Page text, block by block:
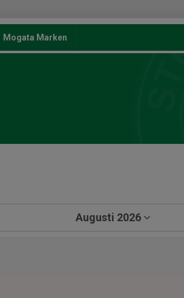
Mogata Marken
Augusti 2026